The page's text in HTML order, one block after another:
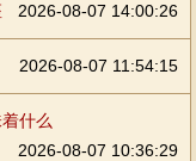
2026-08-07 14:00:26
2026-08-07 11:54:15
什么
2026-08-07 10:36:29